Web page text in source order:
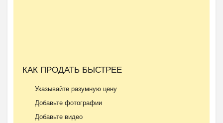
КАК ПРОДАТЬ БЫСТРЕЕ
Указывайте разумную цену
Добавьте фотографии
Добавьте видео